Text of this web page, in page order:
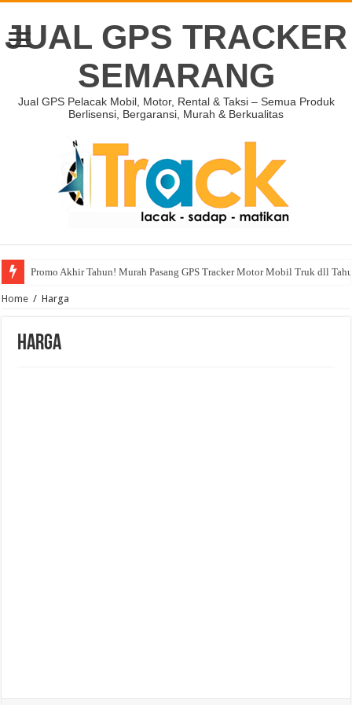
JUAL GPS TRACKER
SEMARANG
Jual GPS Pelacak Mobil, Motor, Rental & Taksi – Semua Produk
Berlisensi, Bergaransi, Murah & Berkualitas
Promo Akhir Tahun! Murah Pasang GPS Tracker Motor Mobil Truk dll
Home / Harga
Harga